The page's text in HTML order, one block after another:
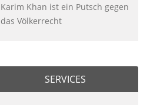
Karim Khan ist ein Putsch gegen
das Völkerrecht
SERVICES